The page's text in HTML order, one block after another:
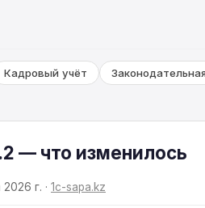
Кадровый учёт
— что изменилось
г. · 1c-sapa.kz